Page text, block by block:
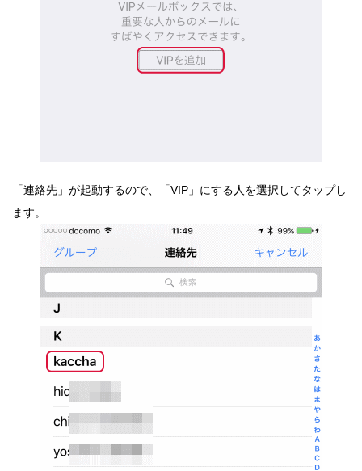
「連絡先」が起動するので、「VIP」にする人を選択してタップし
ます。